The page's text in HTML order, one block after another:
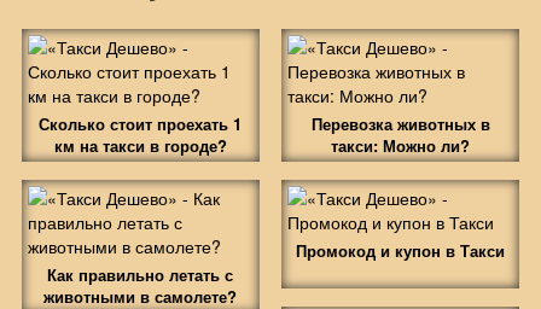
Сколько стоит проехать 1
км на такси в городе?
Перевозка животных в
такси: Можно ли?
Как правильно летать с
животными в самолете?
Промокод и купон в Такси